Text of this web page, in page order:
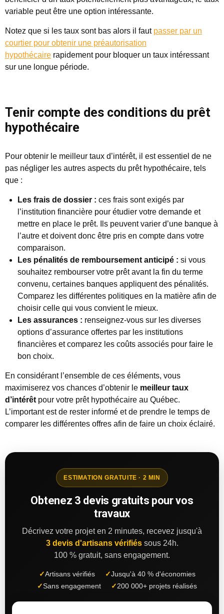
variable peut être une option intéressante.
Notez que si les taux sont bas alors il faut passer par un
courtier pour obtenir une préautorisation
hypothécaire rapidement pour bloquer un taux intéressant
sur une longue période.
Tenir compte des conditions du prêt
hypothécaire
Pour obtenir le meilleur taux d’intérêt, il est essentiel de ne
pas négliger les autres aspects du prêt hypothécaire, tels
que :
Les frais de dossier : ces frais sont exigés par
l’institution financière pour étudier votre demande et
mettre en place le prêt. Ils peuvent varier d’une banque à
l’autre et doivent donc être pris en compte dans votre
comparaison.
Les pénalités de remboursement anticipé : si vous
souhaitez rembourser votre prêt avant la fin du terme
convenu, certaines banques appliquent des pénalités.
Comparez les différentes politiques en la matière afin de
choisir celle qui vous convient le mieux.
Les assurances : renseignez-vous sur les diverses
options d’assurance offertes par les institutions
financières et comparez les coûts associés pour faire le
bon choix.
En considérant l’ensemble de ces éléments, vous
maximiserez vos chances d’obtenir le meilleur taux
d’intérêt pour votre prêt hypothécaire au Québec.
L’important est de rester informé et de prendre le temps de
comparer les différentes offres afin de faire un choix éclairé.
ESTIMATION GRATUITE · 2 MIN
Obtenez 3 devis gratuits pour vos
travaux
Décrivez votre projet en 2 minutes, recevez jusqu'à
3 devis d'artisans vérifiéssous 24h.
100 % gratuit, sans engagement.
✓Artisans vérifiés ✓Jusqu'à 40 % d'économies
✓Sans engagement ✓ 200 000+ projets réalisés